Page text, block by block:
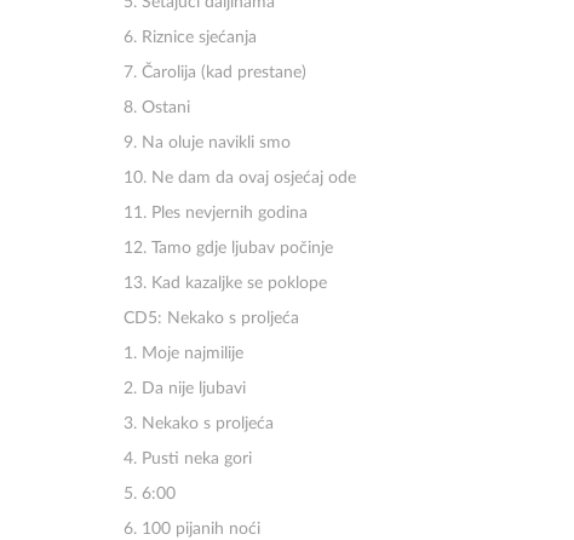
6. Riznice sjećanja
7. Čarolija (kad prestane)
8. Ostani
9. Na oluje navikli smo
10. Ne dam da ovaj osjećaj ode
11. Ples nevjernih godina
12. Tamo gdje ljubav počinje
13. Kad kazaljke se poklope
CD5: Nekako s proljeća
1. Moje najmilije
2. Da nije ljubavi
3. Nekako s proljeća
4. Pusti neka gori
5. 6:00
6. 100 pijanih noći